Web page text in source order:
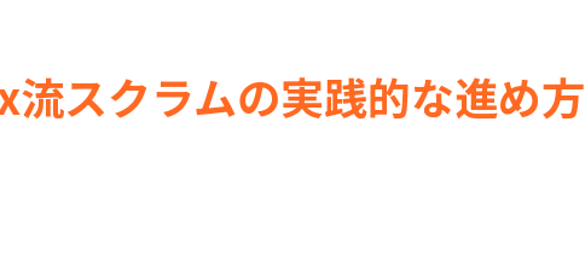
スクラムの実践的な進め方